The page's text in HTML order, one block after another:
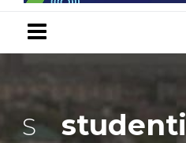
S studenti